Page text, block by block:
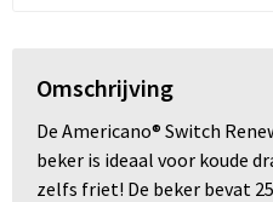
Omschrijving
De Americano® Switch
beker is ideaal voor koude
zelfs friet! De beker bevat